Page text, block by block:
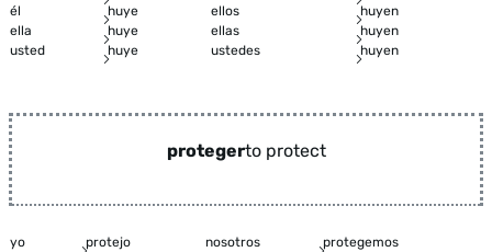
él
huye ellos
huyen
ella
huye ellas
huyen
usted
huye ustedes huyen
protegerto protect
yo protejo nosotros
protegemos